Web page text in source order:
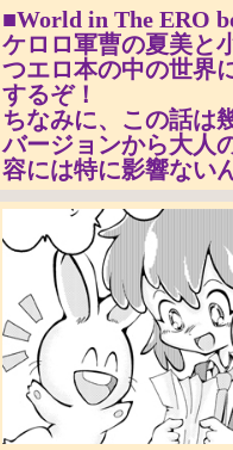
■World in The ERO
ケロロ軍曹の夏美と
つエロ本の中の世界
するぞ！
ちなみに、この話は
バージョンから大人
容には特に影響ない